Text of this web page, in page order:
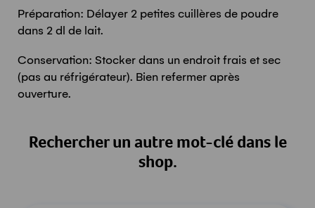
Préparation: Délayer 2 petites cuillères de poudre
dans 2 dl de lait.
Conservation: Stocker dans un endroit frais et sec
(pas au réfrigérateur). Bien refermer après
ouverture.
Rechercher un autre mot-clé dans le
shop.